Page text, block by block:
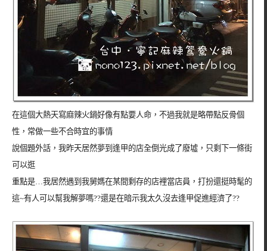
在這個大熱天寫麻辣火鍋好像有點要人命，不過我就是略帶點反骨個
性，常做一些不合時宜的事情
說個題外話，我昨天居然夢到逢甲的店全倒光成了廢墟，只剩下一條街
可以逛
重點是…我居然遇到我舅媽在某間剩存的店裡當店員，打扮還挺時髦的
這~有人可以幫我解夢嗎??還是在暗示我太久沒去逢甲促進經濟了??